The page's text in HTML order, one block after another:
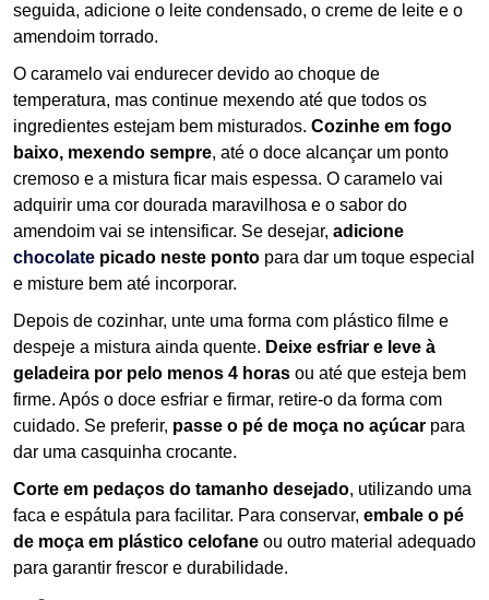
seguida, adicione o leite condensado, o creme de leite e o
amendoim torrado.
O caramelo vai endurecer devido ao choque de
temperatura, mas continue mexendo até que todos os
ingredientes estejam bem misturados. Cozinhe em fogo
baixo, mexendo sempre, até o doce alcançar um ponto
cremoso e a mistura ficar mais espessa. O caramelo vai
adquirir uma cor dourada maravilhosa e o sabor do
amendoim vai se intensificar. Se desejar, adicione
chocolate picado neste ponto para dar um toque especial
e misture bem até incorporar.
Depois de cozinhar, unte uma forma com plástico filme e
despeje a mistura ainda quente. Deixe esfriar e leve à
geladeira por pelo menos 4 horas ou até que esteja bem
firme. Após o doce esfriar e firmar, retire-o da forma com
cuidado. Se preferir, passe o pé de moça no açúcar para
dar uma casquinha crocante.
Corte em pedaços do tamanho desejado, utilizando uma
faca e espátula para facilitar. Para conservar, embale o pé
de moça em plástico celofane ou outro material adequado
para garantir frescor e durabilidade.